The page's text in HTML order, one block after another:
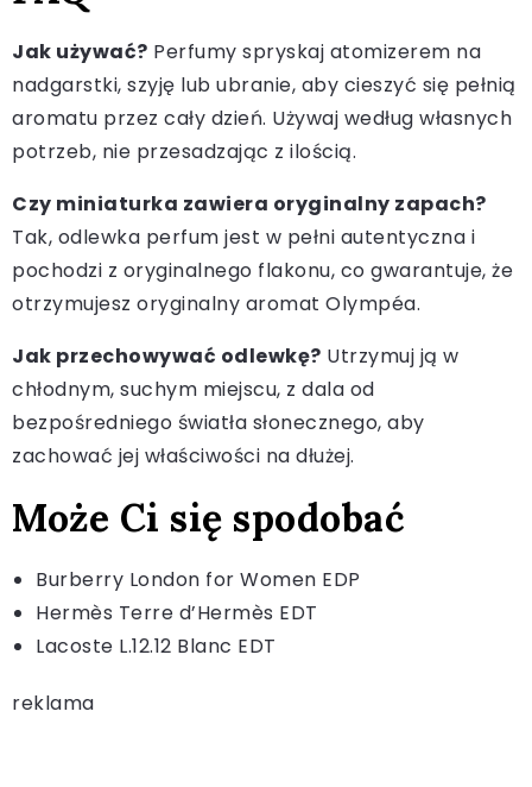
Jak używać? Perfumy spryskaj atomizerem na
nadgarstki, szyję lub ubranie, aby cieszyć się pełnią
aromatu przez cały dzień. Używaj według własnych
potrzeb, nie przesadzając z ilością.
Czy miniaturka zawiera oryginalny zapach?
Tak, odlewka perfum jest w pełni autentyczna i
pochodzi z oryginalnego flakonu, co gwarantuje, że
otrzymujesz oryginalny aromat Olympéa.
Jak przechowywać odlewkę? Utrzymuj ją w
chłodnym, suchym miejscu, z dala od
bezpośredniego światła słonecznego, aby
zachować jej właściwości na dłużej.
Może Ci się spodobać
Burberry London for Women EDP
Hermès Terre d’Hermès EDT
Lacoste L.12.12 Blanc EDT
reklama